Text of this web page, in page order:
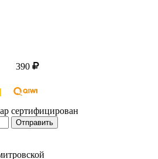
390
сертифицирован